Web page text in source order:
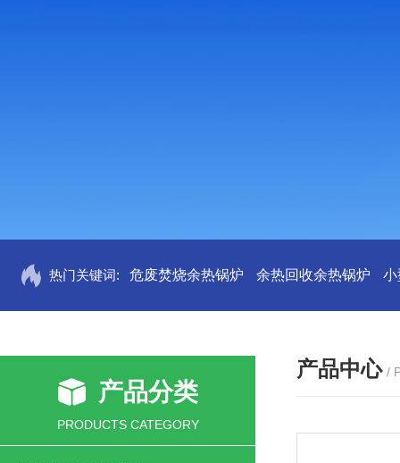
热门关键词: 危废焚烧余热锅炉 余热回收余热锅炉 小
产品分类
PRODUCTS CATEGORY
产品中心 /